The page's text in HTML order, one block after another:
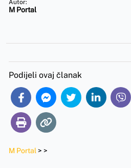
Autor:
M Portal
Podijeli ovaj članak
M Portal > >